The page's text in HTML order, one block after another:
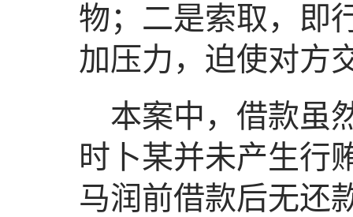
物；二是索取，即
加压力，迫使对方
本案中，借款虽
时卜某并未产生行
马润前借款后无还